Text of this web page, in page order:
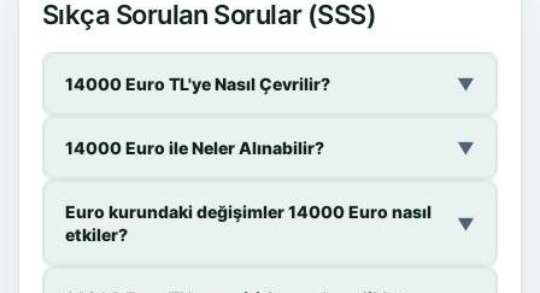
Sıkça Sorulan Sorular (SSS)
14000 Euro TL'ye Nasıl Çevrilir? ▼
14000 Euro ile Neler Alınabilir? ▼
Euro kurundaki değişimler 14000 Euro nasıl
etkiler?
▼